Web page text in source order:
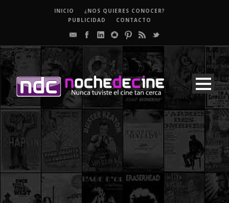
INICIO
¿NOS QUIERES CONOCER?
PUBLICIDAD
CONTACTO